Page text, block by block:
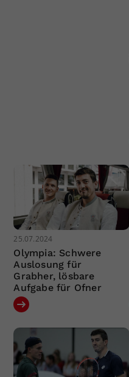
25.07.2024
Olympia: Schwere
Auslosung für
Grabher, lösbare
Aufgabe für Ofner